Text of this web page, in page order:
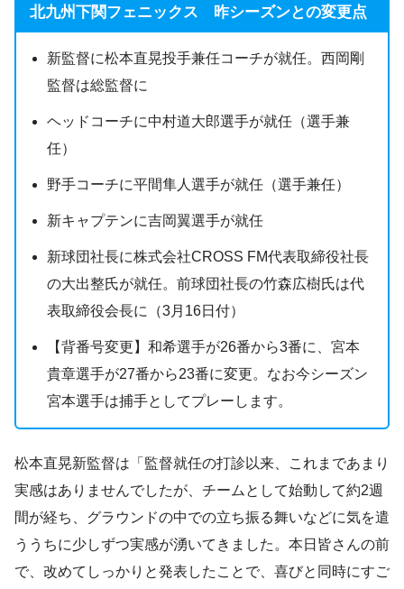
北九州下関フェニックス 昨シーズンとの変更点
新監督に松本直晃投手兼任コーチが就任。西岡剛
監督は総監督に
ヘッドコーチに中村道大郎選手が就任（選手兼
任）
野手コーチに平間隼人選手が就任（選手兼任）
新キャプテンに吉岡翼選手が就任
新球団社長に株式会社CROSS FM代表取締役社長
の大出整氏が就任。前球団社長の竹森広樹氏は代
表取締役会長に（3月16日付）
【背番号変更】和希選手が26番から3番に、宮本
貴章選手が27番から23番に変更。なお今シーズン
宮本選手は捕手としてプレーします。
松本直晃新監督は「監督就任の打診以来、これまであまり
実感はありませんでしたが、チームとして始動して約2週
間が経ち、グラウンドの中での立ち振る舞いなどに気を遣
ううちに少しずつ実感が湧いてきました。本日皆さんの前
で、改めてしっかりと発表したことで、喜びと同時にすご